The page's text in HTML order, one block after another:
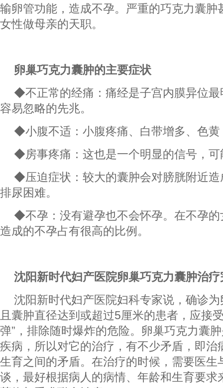
输卵管功能，造成不孕。严重的巧克力囊肿
女性做母亲的天职。
卵巢巧克力囊肿的主要症状
◆不正常的经痛：痛经是子宫内膜异位
容易忽略的先兆。
◆小腹不适：小腹疼痛、白带增多、色黄
◆房事疼痛：这也是一个明显的信号，
◆压迫症状：较大的囊肿会对膀胱附近
排尿困难。
◆不孕：没有避孕也不会怀孕。在不孕
造成的不孕占有很高的比例。
沈阳新时代妇产医院卵巢巧克力囊肿治
沈阳新时代妇产医院妇科专家说，确诊
且囊肿直径达到或超过5厘米的患者，应接
弹”，排除随时爆炸的危险。卵巢巧克力囊
疾病，所以对它的治疗，有不少矛盾，即治
生育之间的矛盾。在治疗的时候，需要医生
谈，最好根据病人的病情、年龄和生育要求